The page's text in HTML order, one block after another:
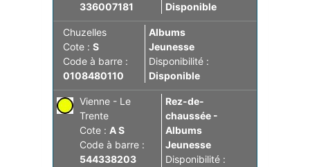
336007181
Disponible
Chuzelles
Cote : S
Code à barre :
0108480110
Albums
Jeunesse
Disponibilité :
Disponible
Vienne - Le
Trente
Cote : A S
Code à barre :
544338203
Rez-de-
chaussée -
Albums
Jeunesse
Disponibilité :